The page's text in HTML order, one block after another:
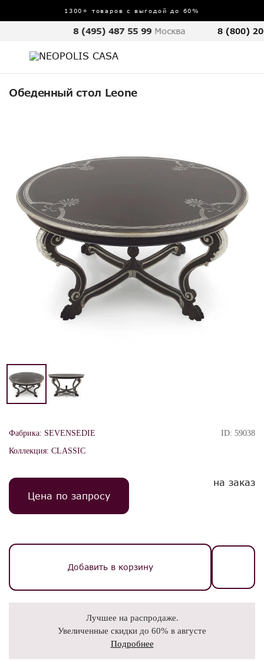
1300+ товаров с выгодой до 60%
8 (495) 487 55 99 Москва 8 (800)
Обеденный стол Leone
Фабрика: SEVENSEDIE
Коллекция: CLASSIC
ID: 59038
Цена по запросу
на заказ
Добавить в корзину
Лучшее на распродаже.
Увеличенные скидки до 60% в августе
Подробнее